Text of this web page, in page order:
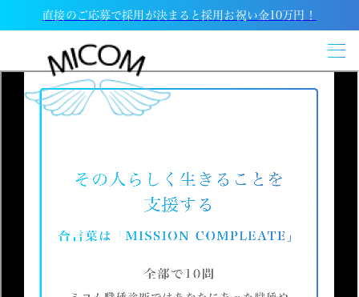
直接のご応募で採用が決まると採用お祝い金10万円！